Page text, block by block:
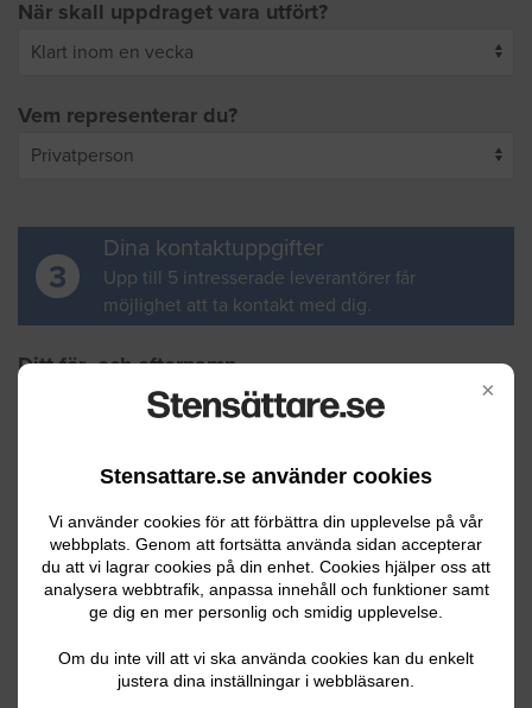
×
Stensattare.se använder cookies
Vi använder cookies för att förbättra din upplevelse på vår
webbplats. Genom att fortsätta använda sidan accepterar
du att vi lagrar cookies på din enhet. Cookies hjälper oss att
analysera webbtrafik, anpassa innehåll och funktioner samt
ge dig en mer personlig och smidig upplevelse.
Om du inte vill att vi ska använda cookies kan du enkelt
justera dina inställningar i webbläsaren.
När skall uppdraget vara utfört?
Vem representerar du?
3
Dina kontaktuppgifter
Upp till 5 intresserade leverantörer får
möjlighet att ta kontakt med dig.
Ditt för- och efternamn
Din e-postadress
Ditt telefonnummer